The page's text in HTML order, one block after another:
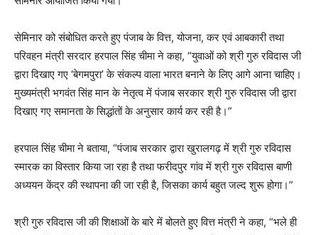
सेमिनार को संबोधित करते हुए पंजाब के वित्त, योजना, कर एवं आबकारी तथा
परिवहन मंत्री सरदार हरपाल सिंह चीमा ने कहा, “युवाओं को श्री गुरु रविदास जी
द्वारा दिखाए गए ‘बेगमपुरा’ के संकल्प वाला भारत बनाने के लिए आगे आना चाहिए।
मुख्यमंत्री भगवंत सिंह मान के नेतृत्व में पंजाब सरकार श्री गुरु रविदास जी द्वारा
दिखाए गए समानता के सिद्धांतों के अनुसार कार्य कर रही है।”
हरपाल सिंह चीमा ने बताया, “पंजाब सरकार द्वारा खुरालगढ़ में श्री गुरु रविदास
स्मारक का विस्तार किया जा रहा है तथा फरीदपुर गांव में श्री गुरु रविदास बाणी
अध्ययन केंद्र की स्थापना की जा रही है, जिसका कार्य बहुत जल्द शुरू होगा।”
श्री गुरु रविदास जी की शिक्षाओं के बारे में बोलते हुए वित्त मंत्री ने कहा, “भले ही